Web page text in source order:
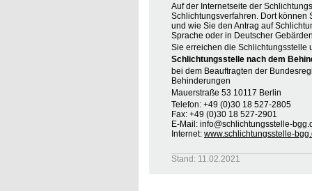
Auf der Internetseite der
Schlichtungsverfahren. Dort können
und wie Sie den Antrag auf
Sprache oder in Deutscher
Sie erreichen die Schlichtungsstelle
Schlichtungsstelle nach dem
bei dem Beauftragten der
Behinderungen
Mauerstraße 53 10117 Berlin
Telefon: +49 (0)30 18 527-2805
Fax: +49 (0)30 18 527-2901
E-Mail: info@schlichtungsstelle-
Internet: www.schlichtungsstelle-
Stand: 11.02.2021